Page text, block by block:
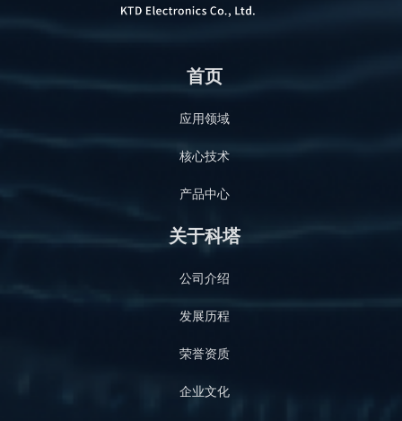
首页
应用领域
核心技术
产品中心
关于科塔
公司介绍
发展历程
荣誉资质
企业文化